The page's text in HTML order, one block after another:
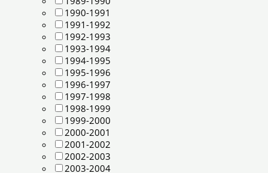
1990-1991
1991-1992
1992-1993
1993-1994
1994-1995
1995-1996
1996-1997
1997-1998
1998-1999
1999-2000
2000-2001
2001-2002
2002-2003
2003-2004